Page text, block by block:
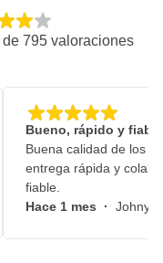
de 795 valoraciones
Bueno, rápido y fiable
Buena calidad de los
entrega rápida y
fiable.
Hace 1 mes · Johny,